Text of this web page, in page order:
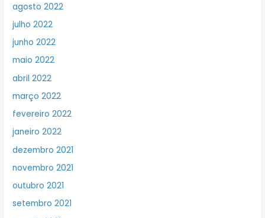
agosto 2022
julho 2022
junho 2022
maio 2022
abril 2022
março 2022
fevereiro 2022
janeiro 2022
dezembro 2021
novembro 2021
outubro 2021
setembro 2021